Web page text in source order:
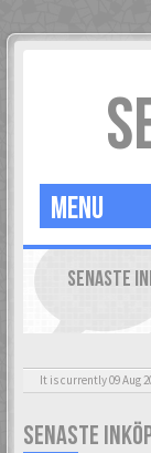
MENU
SENASTE
It is currently 09 Aug
SENASTE